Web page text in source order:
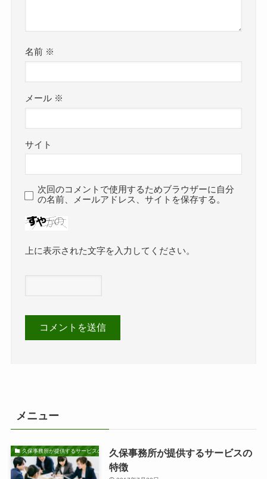
名前 ※
メール ※
サイト
次回のコメントで使用するためブラウザーに自分
の名前、メールアドレス、サイトを保存する。
上に表示された文字を入力してください。
メニュー
久保事務所が提供するサービスの特徴久保事務所が提供するサービスの
特徴